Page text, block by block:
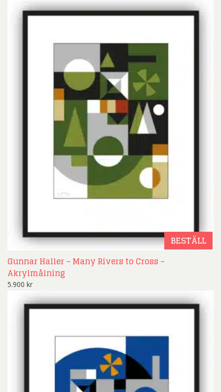
BESTÄLL
Gunnar Haller – Many Rivers to Cross –
Akrylmålning
5.900 kr